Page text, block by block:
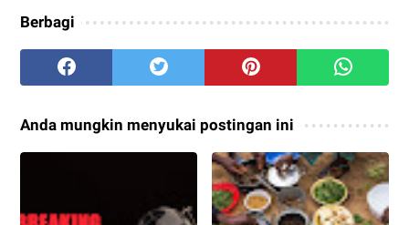
Berbagi
Anda mungkin menyukai postingan ini